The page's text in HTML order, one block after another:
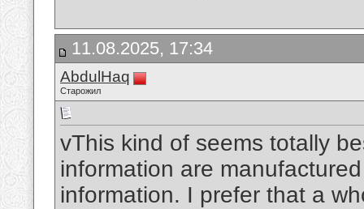
11.08.2025, 17:34
AbdulHaq
Старожил
vThis kind of seems totally
information are
information. I prefer that a